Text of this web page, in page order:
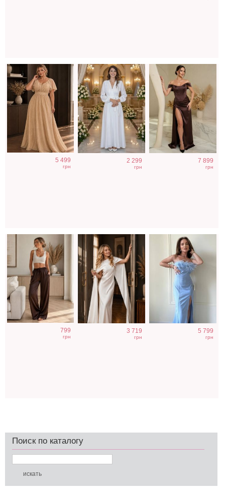
5 499
грн
2 299
грн
7 899
грн
Классические
шоколадные
799
грн
Вечернее платье
молочного цвета
3 719
грн
Голубое
нарядное
5 799
грн
Поиск по каталогу